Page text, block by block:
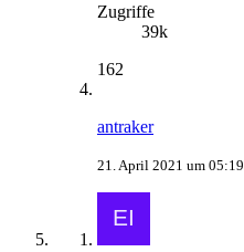
Zugriffe
39k
162
antraker
21. April 2021 um 05:19